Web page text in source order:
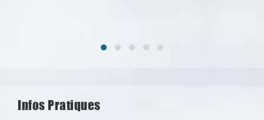
Infos Pratiques